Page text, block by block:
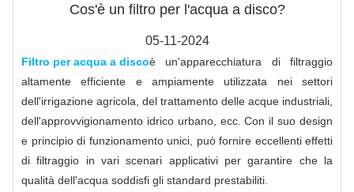
Cos'è un filtro per l'acqua a disco?
05-11-2024
Filtro per acqua a discoè un'apparecchiatura di filtraggio
altamente efficiente e ampiamente utilizzata nei settori
dell'irrigazione agricola, del trattamento delle acque industriali,
dell'approvvigionamento idrico urbano, ecc. Con il suo design
e principio di funzionamento unici, può fornire eccellenti effetti
di filtraggio in vari scenari applicativi per garantire che la
qualità dell'acqua soddisfi gli standard prestabiliti.